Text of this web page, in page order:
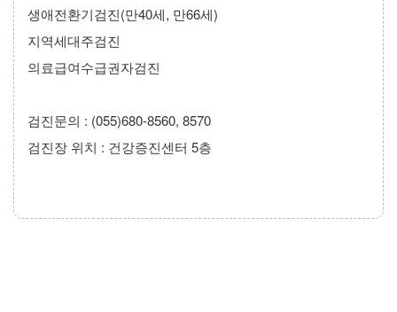
생애전환기검진(만40세, 만66세)
지역세대주검진
의료급여수급권자검진
검진문의 : (055)680-8560, 8570
검진장 위치 : 건강증진센터 5층